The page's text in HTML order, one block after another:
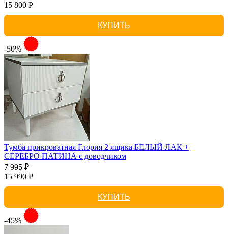
15 800 Р
КУПИТЬ
-50%
Тумба прикроватная Глория 2 ящика БЕЛЫЙ ЛАК +
СЕРЕБРО ПАТИНА с доводчиком
7 995 ₽
15 990 Р
КУПИТЬ
-45%